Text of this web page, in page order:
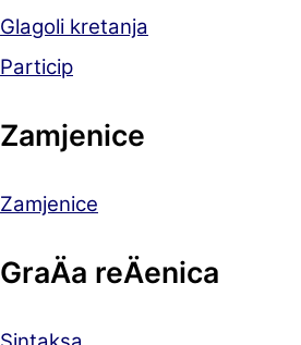
Glagoli kretanja
Particip
Zamjenice
Zamjenice
GraÄa reÄenica